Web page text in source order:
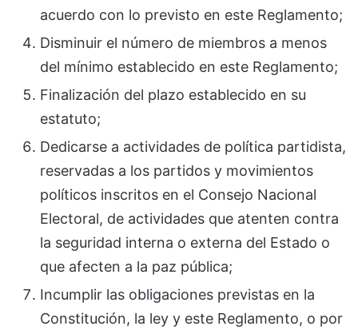
acuerdo con lo previsto en este Reglamento;
Disminuir el número de miembros a menos
del mínimo establecido en este Reglamento;
Finalización del plazo establecido en su
estatuto;
Dedicarse a actividades de política partidista,
reservadas a los partidos y movimientos
políticos inscritos en el Consejo Nacional
Electoral, de actividades que atenten contra
la seguridad interna o externa del Estado o
que afecten a la paz pública;
Incumplir las obligaciones previstas en la
Constitución, la ley y este Reglamento, o por